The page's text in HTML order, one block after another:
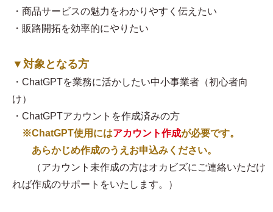
・商品サービスの魅力をわかりやすく伝えたい
・販路開拓を効率的にやりたい
▼対象となる方
・ChatGPTを業務に活かしたい中小事業者（初心者向
け）
・ChatGPTアカウントを作成済みの方
※ChatGPT使用にはアカウント作成が必要です。
あらかじめ作成のうえお申込みください。
（アカウント未作成の方はオカビズにご連絡いただけ
れば作成のサポートをいたします。）